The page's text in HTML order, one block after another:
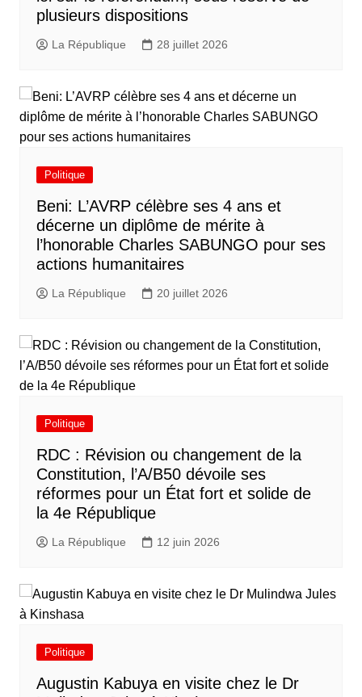
plusieurs dispositions
La République 28 juillet 2026
Politique
Beni: L’AVRP célèbre ses 4 ans et
décerne un diplôme de mérite à
l’honorable Charles SABUNGO pour ses
actions humanitaires
La République 20 juillet 2026
Politique
RDC : Révision ou changement de la
Constitution, l’A/B50 dévoile ses
réformes pour un État fort et solide de
la 4e République
La République 12 juin 2026
Politique
Augustin Kabuya en visite chez le Dr